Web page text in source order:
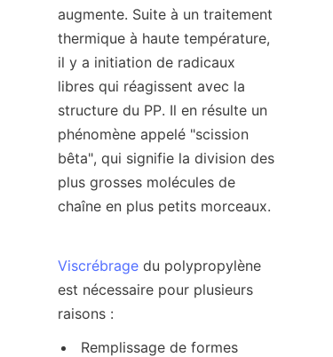
augmente. Suite à un traitement
thermique à haute température,
il y a initiation de radicaux
libres qui réagissent avec la
structure du PP. Il en résulte un
phénomène appelé "scission
bêta", qui signifie la division des
plus grosses molécules de
chaîne en plus petits morceaux.
Viscrébrage du polypropylène
est nécessaire pour plusieurs
raisons :
Remplissage de formes